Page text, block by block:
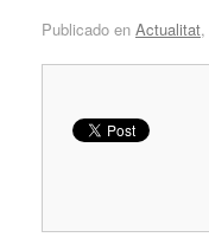
Publicado en Actualitat,